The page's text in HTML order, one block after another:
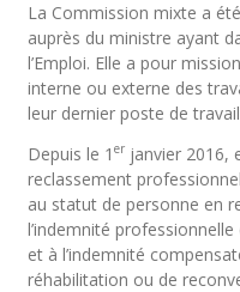
La Commission mixte a
auprès du ministre ayant
l’Emploi. Elle a pour
interne ou externe des
leur dernier poste de
Depuis le 1er janvier 2016,
reclassement
au statut de personne en
l’indemnité
et à l’indemnité
réhabilitation ou de